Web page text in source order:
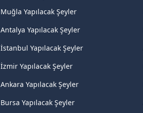
Muğla Yapılacak Şeyler
Antalya Yapılacak Şeyler
İstanbul Yapılacak Şeyler
İzmir Yapılacak Şeyler
Ankara Yapılacak Şeyler
Bursa Yapılacak Şeyler